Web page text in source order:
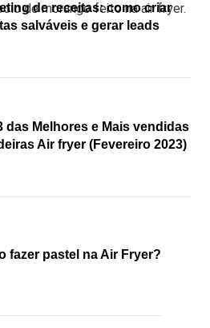
de morango feito na air fryer.
de receitas: como criar
salváveis e gerar leads
das Melhores e Mais vendidas
Air fryer (Fevereiro 2023)
fazer pastel na Air Fryer?